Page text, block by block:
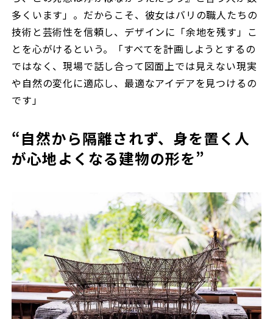
多くいます」。だからこそ、彼女はバリの職人たちの
技術と芸術性を信頼し、デザインに「余地を残す」こ
とを心がけるという。「すべてを計画しようとするの
ではなく、現場で話し合って図面上では見えない現実
や自然の変化に適応し、最適なアイデアを見つけるの
です」
“自然から隔離されず、身を置く人
が心地よくなる建物の形を”